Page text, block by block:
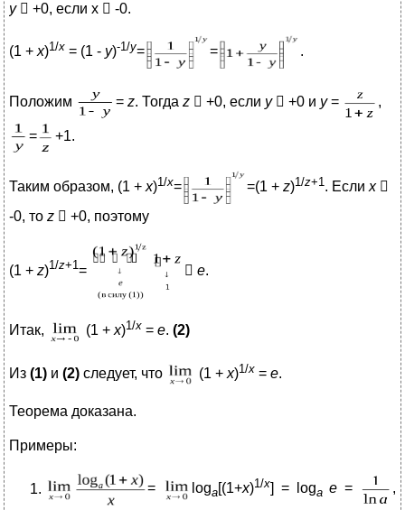
y +0, если х  -0.
(1 + х)1/х = (1 - у)-1/у= = .
Положим = z. Тогда z  +0, если y +0 и y= ,
= +1.
Таким образом, (1 + х)1/х= =(1 + z)1/z+1 . Если х
-0, то z  +0, поэтому
(1 + z)1/z+1=  e.
Итак, (1 +х)1/х = е. (2)
Из (1) и (2) следует, что (1 + х)1/х = е.
Теорема доказана.
Примеры:
= loga[(1+x)1/x ] = loga e = ,